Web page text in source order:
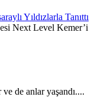
Yıldızlarla Tanıttı
Next Level Kemer’i
de anlar yaşandı....